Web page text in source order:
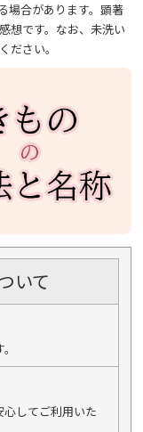
場合があります。顕著
想です。なお、未洗い
ださい。
いて
してご利用いた